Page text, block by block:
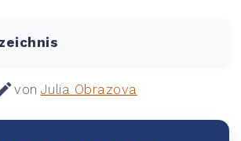
von Julia Obrazova